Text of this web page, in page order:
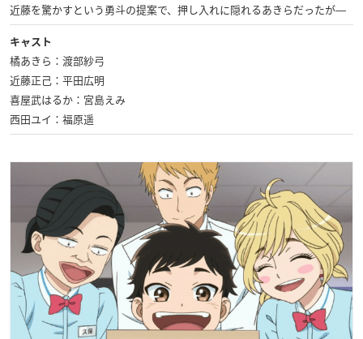
近藤を驚かすという勇斗の提案で、押し入れに隠れるあきらだったが―
キャスト
橘あきら：渡部紗弓
近藤正己：平田広明
喜屋武はるか：宮島えみ
西田ユイ：福原遥